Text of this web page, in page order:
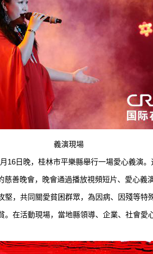
義演現場
日晚，桂林市平樂縣舉行一場愛心義演。
慈善晚會，晚會通過播放視頻短片、愛心義
堅，共同關愛貧困群眾，為因病、因殘等特
。在活動現場，當地縣領導、企業、社會愛